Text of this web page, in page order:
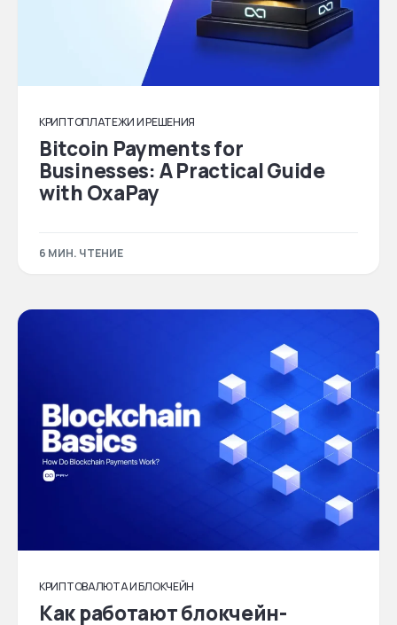
КРИПТОПЛАТЕЖИ И РЕШЕНИЯ
Bitcoin Payments for
Businesses: A Practical Guide
with OxaPay
6 МИН. ЧТЕНИЕ
КРИПТОВАЛЮТА И БЛОКЧЕЙН
Как работают блокчейн-